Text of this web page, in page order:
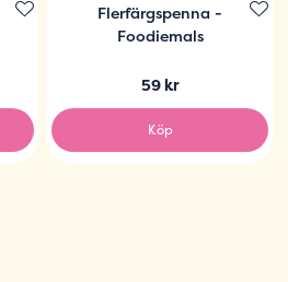
Flerfärgspenna -
Foodiemals
59 kr
Köp